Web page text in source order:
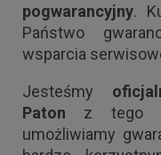
pogwarancyjny.
Państwo
wsparcia
Jesteśmy
Paton z tego
umożliwiamy